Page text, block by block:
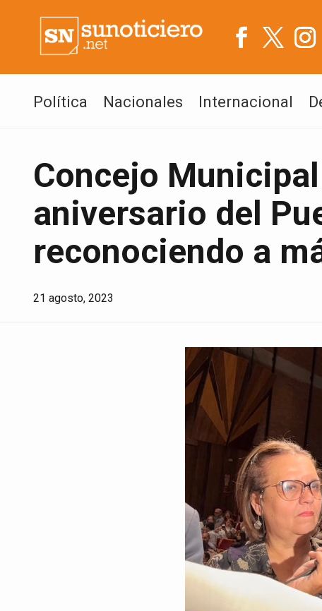
Política Nacionales Internacional
Concejo
aniversario del
reconociendo a
21 agosto, 2023